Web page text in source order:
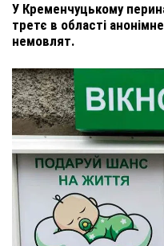
У Кременчуцькому
третє в області
немовлят.